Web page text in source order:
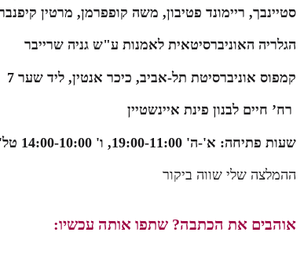
סטיינבך, ריימונד פטיבון, משה קופפרמן, מרטין
הגלריה האוניברסיטאית לאמנות ע"ש גניה שרייבר
קמפוס אוניברסיטת תל-אביב, כיכר אנטין, ליד שער 7
רח’ חיים לבנון פינת איינשטיין
שעות פתיחה: א'-ה' 19:00-11:00, ו' 14:00-10:00 טל'- 03-6408860
ההמלצה שלי שווה ביקור
אוהבים את הכתבה? שתפו אותה עכשיו: